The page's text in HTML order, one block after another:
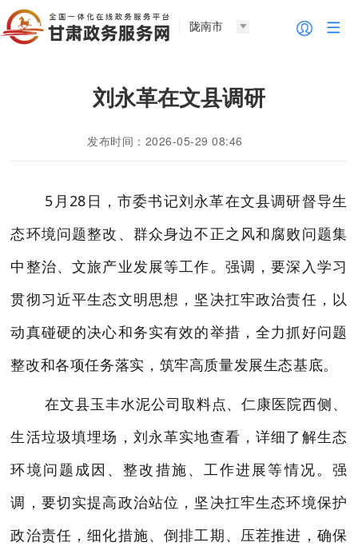
陇南市
刘永革在文县调研
发布时间：2026-05-29 08:46
5月28日，市委书记刘永革在文县调研督导生
态环境问题整改、群众身边不正之风和腐败问题集
中整治、文旅产业发展等工作。强调，要深入学习
贯彻习近平生态文明思想，坚决扛牢政治责任，以
动真碰硬的决心和务实有效的举措，全力抓好问题
整改和各项任务落实，筑牢高质量发展生态基底。
在文县玉丰水泥公司取料点、仁康医院西侧、
生活垃圾填埋场，刘永革实地查看，详细了解生态
环境问题成因 、整改措施、 工作进展等情况。强
调， 要切实提高政治站位， 坚决扛牢生态环境保护
政治责任，细化措施、倒排工期、 压茬推进 ，确保